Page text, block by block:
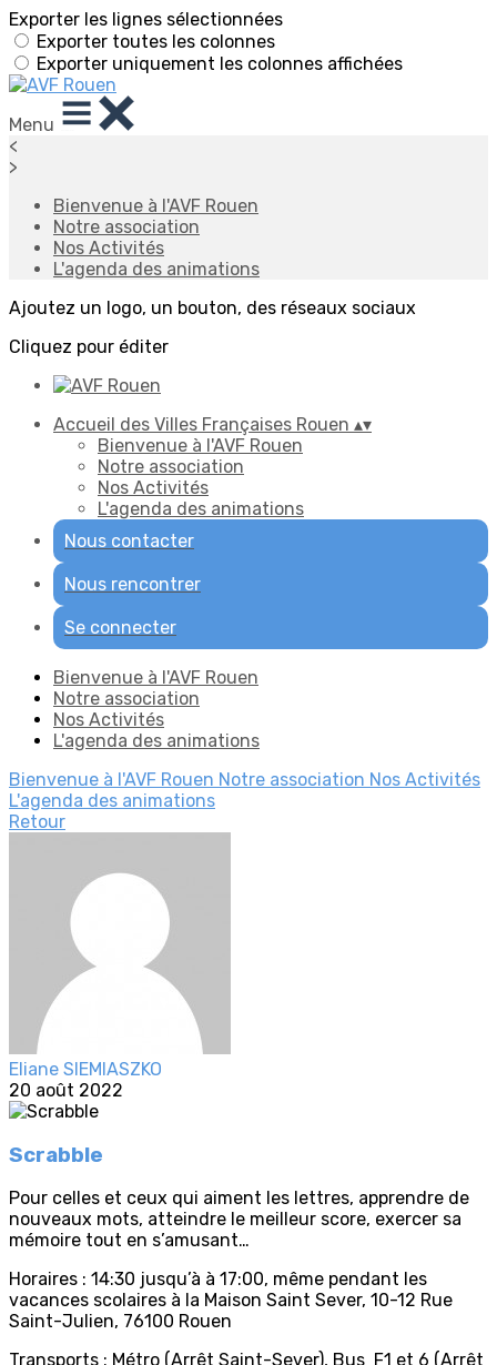
Exporter les lignes sélectionnées
Exporter toutes les colonnes
Exporter uniquement les colonnes affichées
Menu
<
>
Bienvenue à l'AVF Rouen
Notre association
Nos Activités
L'agenda des animations
Ajoutez un logo, un bouton, des réseaux sociaux
Cliquez pour éditer
Accueil des Villes Françaises Rouen ▴▾
Bienvenue à l'AVF Rouen
Notre association
Nos Activités
L'agenda des animations
Nous contacter
Nous rencontrer
Se connecter
Bienvenue à l'AVF Rouen
Notre association
Nos Activités
L'agenda des animations
Bienvenue à l'AVF Rouen Notre association Nos Activités
L'agenda des animations
Retour
Eliane SIEMIASZKO
20 août 2022
Scrabble
Pour celles et ceux qui aiment les lettres, apprendre de
nouveaux mots, atteindre le meilleur score, exercer sa
mémoire tout en s’amusant…
Horaires : 14:30 jusqu’à à 17:00, même pendant les
vacances scolaires à la Maison Saint Sever, 10-12 Rue
Saint-Julien, 76100 Rouen
Transports : Métro (Arrêt Saint-Sever), Bus F1 et 6 (Arrêt